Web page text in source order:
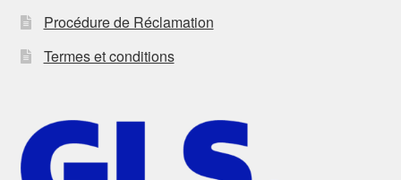
Procédure de Réclamation
Termes et conditions